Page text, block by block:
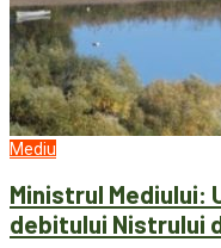
Mediu
Ministrul Mediului:
debitului Nistrului